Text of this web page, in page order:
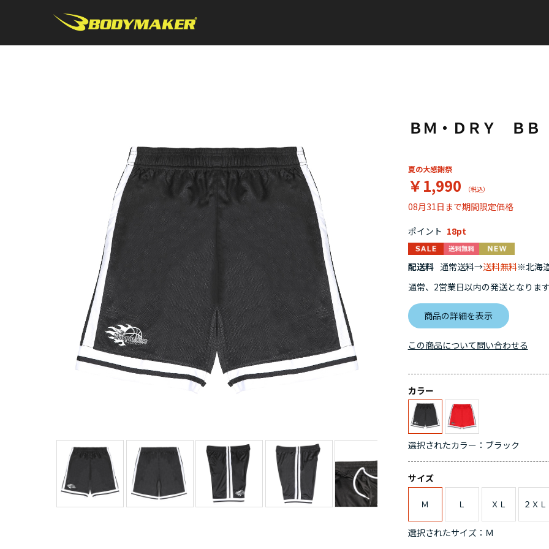
ＢＭ・ＤＲＹ Ｂ
夏の大感謝祭
￥1,990
08月31日まで期間限定価格
ポイント 18
配送料 通常送料→送料無料※北海
通常、2営業日以内の発送となりま
商品の詳細を表示
カラー
選択されたカラー：ブラック
サイズ
Ｍ Ｌ ＸＬ ２ＸＬ
選択されたサイズ：Ｍ
この商品について問い合わせる